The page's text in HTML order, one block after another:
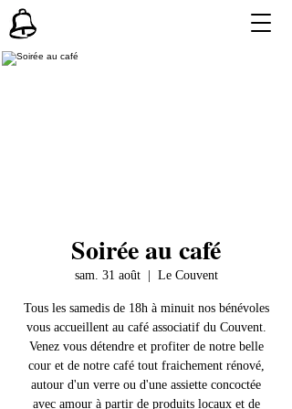
Soirée au café
sam. 31 août
  |
Le Couvent
Tous les samedis de 18h à minuit nos bénévoles
vous accueillent au café associatif du Couvent.
Venez vous détendre et profiter de notre belle
cour et de notre café tout fraichement rénové,
autour d'un verre ou d'une assiette concoctée
avec amour à partir de produits locaux et de